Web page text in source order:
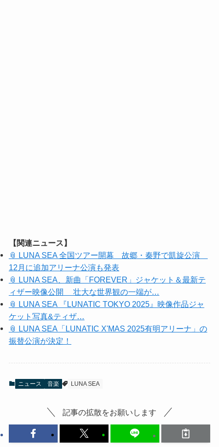
【関連ニュース】
📎 LUNA SEA 全国ツアー開幕 故郷・秦野で凱旋公演
12月に追加アリーナ公演も発表
📎 LUNA SEA、新曲「FOREVER」ジャケット＆最新テ
ィザー映像公開 壮大な世界観の一端が…
📎 LUNA SEA 『LUNATIC TOKYO 2025』映像作品ジャ
ケット写真&ティザ…
📎 LUNA SEA「LUNATIC X'MAS 2025有明アリーナ」の
振替公演が決定！
ニュース 音楽 LUNA SEA
記事の拡散をお願いします